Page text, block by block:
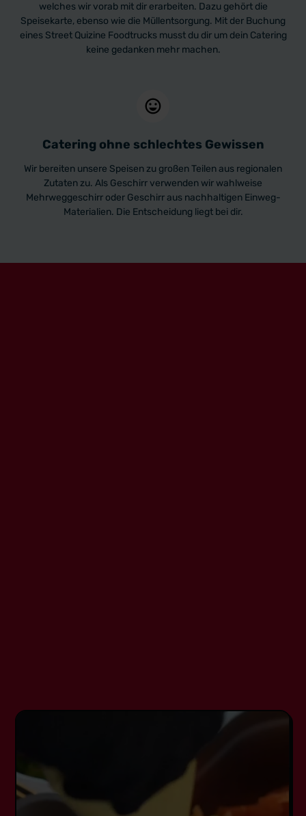
welches wir vorab mit dir erarbeiten. Dazu gehört die
Speisekarte, ebenso wie die Müllentsorgung. Mit der Buchung
eines Street Quizine Foodtrucks musst du dir um dein Catering
keine gedanken mehr machen.
Catering ohne schlechtes Gewissen
Wir bereiten unsere Speisen zu großen Teilen aus regionalen
Zutaten zu. Als Geschirr verwenden wir wahlweise
Mehrweggeschirr oder Geschirr aus nachhaltigen Einweg-
Materialien. Die Entscheidung liegt bei dir.